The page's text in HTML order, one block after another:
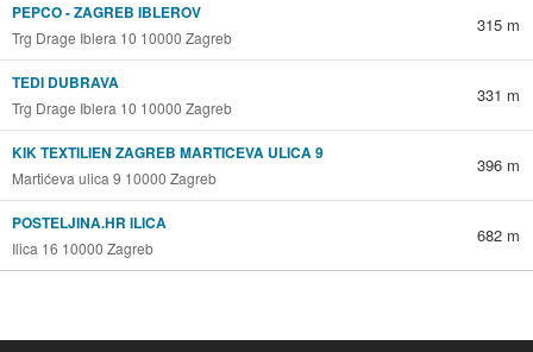
PEPCO - ZAGREB IBLEROV
Trg Drage Iblera 10 10000 Zagreb
315 m
TEDI DUBRAVA
Trg Drage Iblera 10 10000 Zagreb
331 m
KIK TEXTILIEN ZAGREB MARTICEVA ULICA 9
Martićeva ulica 9 10000 Zagreb
396 m
POSTELJINA.HR ILICA
Ilica 16 10000 Zagreb
682 m